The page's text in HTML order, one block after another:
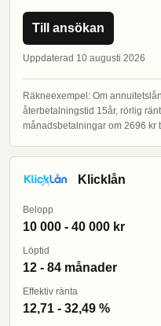
Till ansökan
Uppdaterad 10 augusti 2026
Räkneexempel: Om
återbetalningstid 15år, rörlig
månadsbetalningar om 2696 kr
Klicklån
Belopp
10 000 - 40 000 kr
Löptid
12 - 84 månader
Effektiv ränta
12,71 - 32,49 %